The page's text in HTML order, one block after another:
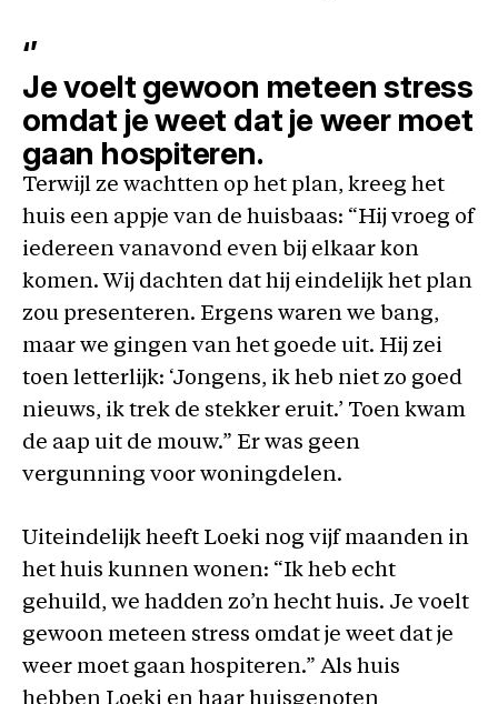
‘’
Je voelt gewoon meteen stress
omdat je weet dat je weer moet
gaan hospiteren.
Terwijl ze wachtten op het plan, kreeg het
huis een appje van de huisbaas: “Hij vroeg of
iedereen vanavond even bij elkaar kon
komen. Wij dachten dat hij eindelijk het plan
zou presenteren. Ergens waren we bang,
maar we gingen van het goede uit. Hij zei
toen letterlijk: ‘Jongens, ik heb niet zo goed
nieuws, ik trek de stekker eruit.’ Toen kwam
de aap uit de mouw.” Er was geen
vergunning voor woningdelen.
Uiteindelijk heeft Loeki nog vijf maanden in
het huis kunnen wonen: “Ik heb echt
gehuild, we hadden zo’n hecht huis. Je voelt
gewoon meteen stress omdat je weet dat je
weer moet gaan hospiteren.” Als huis